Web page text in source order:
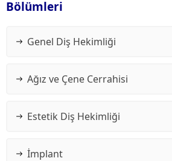
Bölümleri
Genel Diş Hekimliği
Ağız ve Çene Cerrahisi
Estetik Diş Hekimliği
İmplant